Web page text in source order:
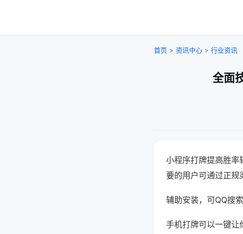
首页 > 资讯中心 > 行业资讯
全面
小程序打牌提高胜率
要的用户可通过正规
辅助安装，可QQ搜
手机打牌可以一键让